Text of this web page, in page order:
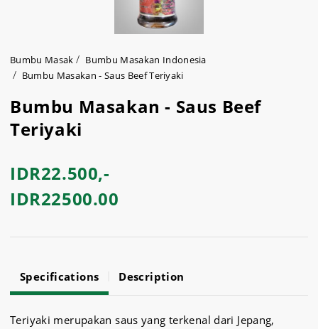
Bumbu Masak
Bumbu Masakan Indonesia
Bumbu Masakan - Saus Beef Teriyaki
Bumbu Masakan - Saus Beef
Teriyaki
IDR22.500,-
IDR22500.00
Specifications Description
Teriyaki merupakan saus yang terkenal dari Jepang,